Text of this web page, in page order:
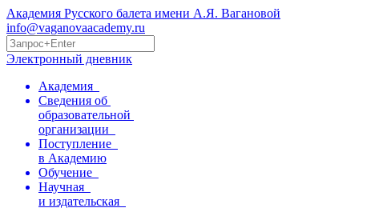
Академия Русского балета имени А.Я. Вагановой
info@vaganovaacademy.ru
Электронный дневник
Академия
Сведения об
образовательной
организации
Поступление
в Академию
Обучение
Научная
и издательская